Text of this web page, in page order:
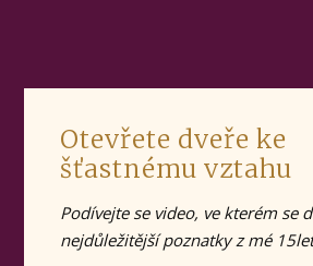
Otevřete dveře ke
šťastnému vztahu
Podívejte se video, ve kterém se
nejdůležitější poznatky z mé